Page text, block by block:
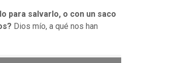
para salvarlo, o con un saco
Dios mío, a qué nos han